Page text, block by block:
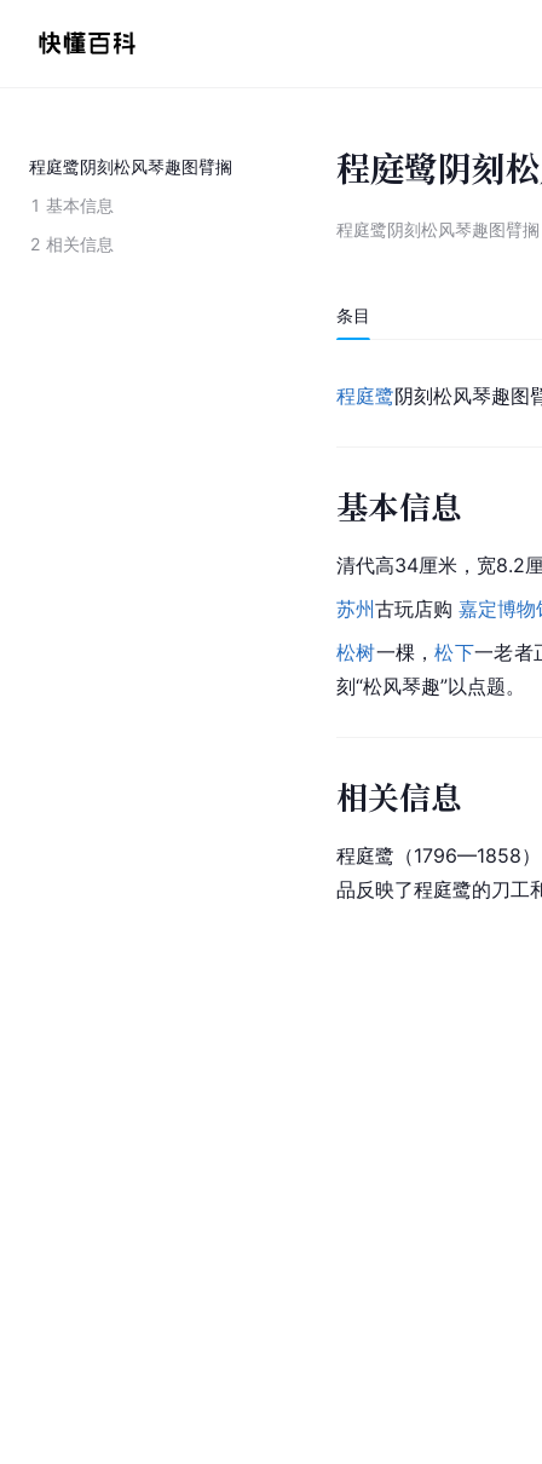
程庭鹭阴刻松风琴趣图臂搁
1 基本信息
2 相关信息
程庭鹭阴刻
程庭鹭阴刻松风琴趣图臂搁
条目
程庭鹭阴刻松风琴趣图
基本信息
清代高34厘米，宽8.2
苏州古玩店购 嘉定博物
松树一棵，松下一老者
刻“松风琴趣”以点题。
相关信息
程庭鹭（1796—1858
品反映了程庭鹭的刀工